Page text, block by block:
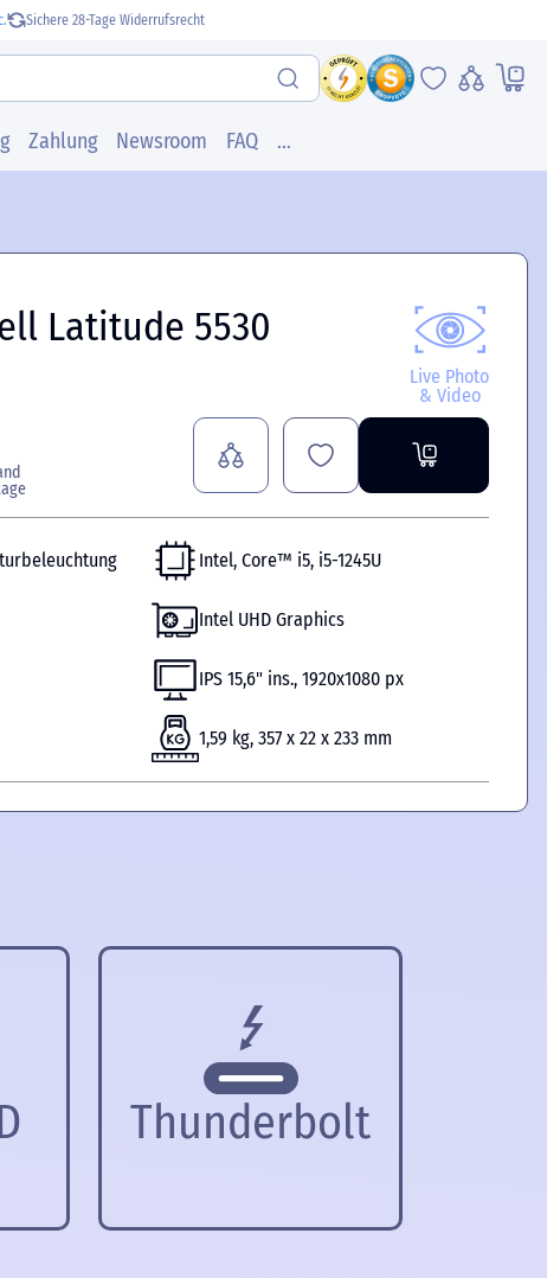
Sichere 28-Tage Widerrufsrecht
Zahlung Newsroom FAQ ...
Live Photo
& Video
Latitude 5530
Intel, Core™ i5, i5-1245U
Intel UHD Graphics
IPS 15,6" ins., 1920x1080 px
1,59 kg, 357 x 22 x 233 mm
Thunderbolt